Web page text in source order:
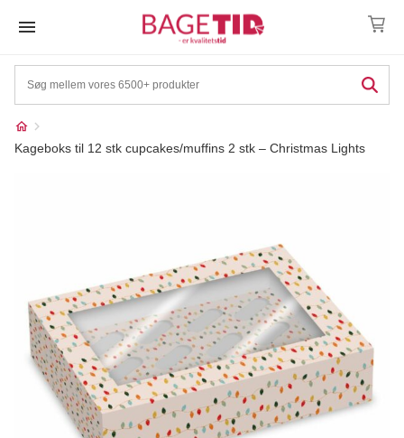
Kageboks til 12 stk cupcakes/muffins 2 stk – Christmas Lights